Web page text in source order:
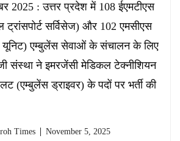
2025 : उत्तर प्रदेश में 108 ईएमटीएस
सर्विसेज) और 102 एमसीएस
यूनिट) एम्बुलेंस सेवाओं के संचालन के लिए
संस्था ने इमरजेंसी मेडिकल टेक्नीशियन
(एम्बुलेंस ड्राइवर) के पदों पर भर्ती की
Times November 5, 2025